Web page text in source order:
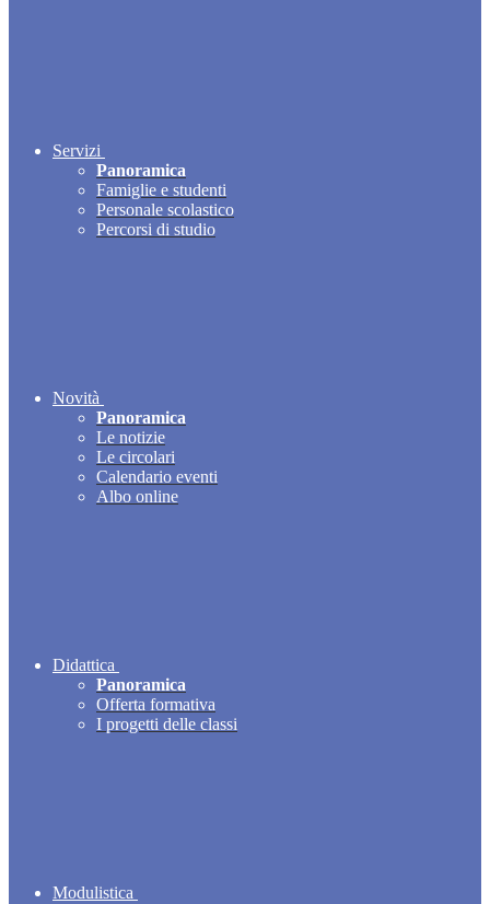
Servizi
Panoramica
Famiglie e studenti
Personale scolastico
Percorsi di studio
Novità
Panoramica
Le notizie
Le circolari
Calendario eventi
Albo online
Didattica
Panoramica
Offerta formativa
I progetti delle classi
Modulistica